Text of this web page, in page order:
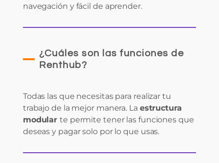
navegación y fácil de aprender.
¿Cuáles son las funciones de
Renthub?
Todas las que necesitas para realizar tu
trabajo de la mejor manera. La estructura
modularte permite tener las funciones que
deseas y pagar solo por lo que usas.